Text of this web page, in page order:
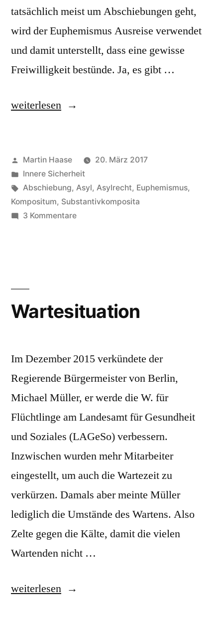
tatsächlich meist um Abschiebungen geht,
wird der Euphemismus Ausreise verwendet
und damit unterstellt, dass eine gewisse
Freiwilligkeit bestünde. Ja, es gibt …
„Bundesausreisezentrum“
weiterlesen
Veröffentlicht
von
Martin Haase
20. März 2017
Veröffentlicht
in
Innere Sicherheit
Schlagwörter:
Abschiebung, Asyl, Asylrecht, Euphemismus,
Kompositum, Substantivkomposita
3 Kommentarezu
Wartesituation
Im Dezember 2015 verkündete der
Regierende Bürgermeister von Berlin,
Michael Müller, er werde die W. für
Flüchtlinge am Landesamt für Gesundheit
und Soziales (LAGeSo) verbessern.
Inzwischen wurden mehr Mitarbeiter
eingestellt, um auch die Wartezeit zu
verkürzen. Damals aber meinte Müller
lediglich die Umstände des Wartens. Also
Zelte gegen die Kälte, damit die vielen
Wartenden nicht …
„Wartesituation“
weiterlesen